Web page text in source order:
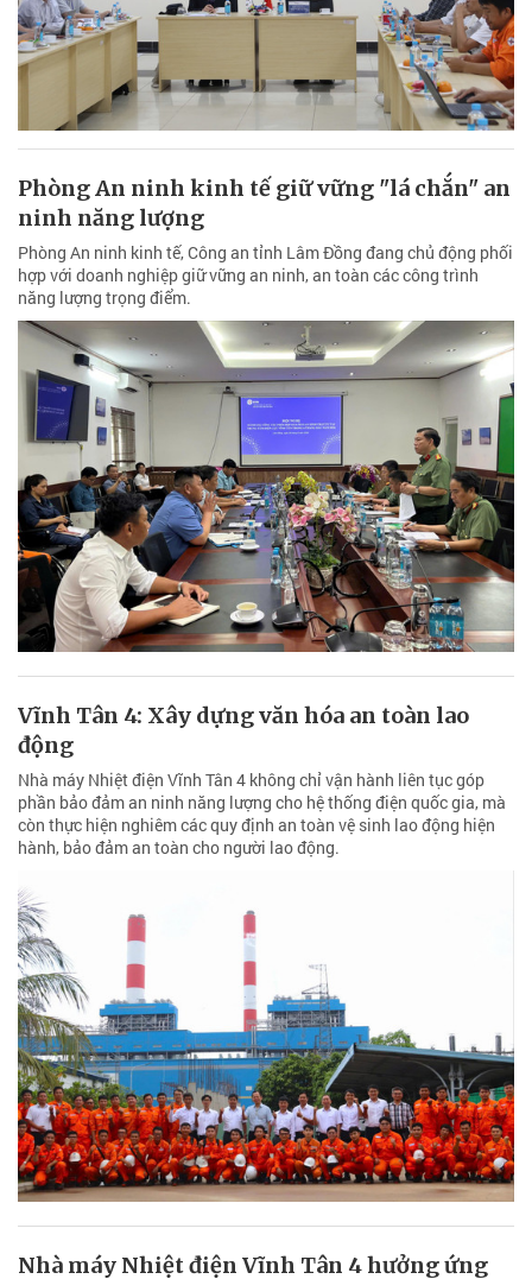
Phòng An ninh kinh tế giữ vững "lá chắn" an
ninh năng lượng
Phòng An ninh kinh tế, Công an tỉnh Lâm Đồng đang chủ động phối
hợp với doanh nghiệp giữ vững an ninh, an toàn các công trình
năng lượng trọng điểm.
Vĩnh Tân 4: Xây dựng văn hóa an toàn lao
động
Nhà máy Nhiệt điện Vĩnh Tân 4 không chỉ vận hành liên tục góp
phần bảo đảm an ninh năng lượng cho hệ thống điện quốc gia, mà
còn thực hiện nghiêm các quy định an toàn vệ sinh lao động hiện
hành, bảo đảm an toàn cho người lao động.
Nhà máy Nhiệt điện Vĩnh Tân 4 hưởng ứng